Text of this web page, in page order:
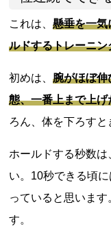
これは、懸垂を一気
ルドするトレーニン
初めは、腕がほぼ伸
態、一番上まで上
ろん、体を下ろすと
ホールドする秒数
い。10秒できる頃
っていると思いま
す。